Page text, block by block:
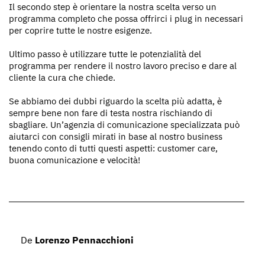
Il secondo step è orientare la nostra scelta verso un
programma completo che possa offrirci i plug in necessari
per coprire tutte le nostre esigenze.
Ultimo passo è utilizzare tutte le potenzialità del
programma per rendere il nostro lavoro preciso e dare al
cliente la cura che chiede.
Se abbiamo dei dubbi riguardo la scelta più adatta, è
sempre bene non fare di testa nostra rischiando di
sbagliare. Un’agenzia di comunicazione specializzata può
aiutarci con consigli mirati in base al nostro business
tenendo conto di tutti questi aspetti: customer care,
buona comunicazione e velocità!
De Lorenzo Pennacchioni